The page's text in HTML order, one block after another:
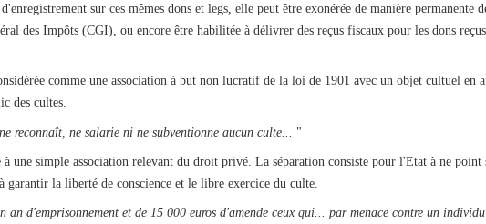
sur ces mêmes dons et legs, elle peut être exonérée de manière permanente
des Impôts (CGI), ou encore être habilitée à délivrer des reçus fiscaux pour les dons
comme une association à but non lucratif de la loi de 1901 avec un objet cultuel
des cultes.
reconnaît, ne salarie ni ne subventionne aucun culte... "
à une simple association relevant du droit privé. La séparation consiste pour l'Etat à ne point
garantir la liberté de conscience et le libre exercice du culte.
an d'emprisonnement et de 15 000 euros d'amende ceux qui... par menace contre un